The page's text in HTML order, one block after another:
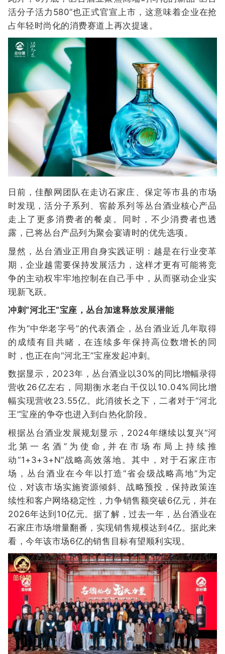
活分子活力580”也正式官宣上市，这意味着企业在抢
占年轻时尚化的消费赛道上再次提速。
日前，佳酿网团队在走访石家庄、保定等市县的市场
时发现，活分子系列、窖龄系列等丛台酒业核心产品
走上了更多消费者的餐桌。同时，不少消费者也透
露，已将丛台产品列为聚会宴请时的优先选项。
显然，丛台酒业正用自身实践证明：越是在行业变革
期，企业越需要保持发展活力，这样才更有可能将竞
争的主动权牢牢地控制在自己手中，从而驱动企业实
现新飞跃。
冲刺“河北王”宝座，丛台加速释放发展潜能
作为“中华老字号”的代表酒企，丛台酒业近几年取得
的成绩有目共睹，在连续多年保持高位数增长的同
时，也正在向“河北王”宝座发起冲刺。
数据显示，2023年，丛台酒业以30%的同比增幅录得
营收26亿左右，同期衡水老白干仅以10.04%同比增
幅实现营收23.55亿。此消彼长之下，二者对于“河北
王”宝座的争夺也进入到白热化阶段。
根据丛台酒业发展规划显示，2024年继续以复兴“河
北第一名酒”为使命,并在市场布局上持续推
动“1+3+3+N”战略高效落地。其中，对于石家庄市
场，丛台酒业在今年以打造“省会级战略高地”为定
位，对该市场实施资源倾斜、战略预投，保持政策连
续性和客户网络稳定性，力争销售额突破6亿元，并在
2026年达到10亿元。据了解，过去一年，丛台酒业在
石家庄市场增量翻番，实现销售规模达到4亿。据此来
看，今年该市场6亿的销售目标有望顺利实现。